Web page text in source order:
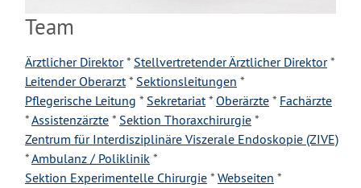
Team
Ärztlicher Direktor* Stellvertretender Ärztlicher Direktor*
Leitender Oberarzt* Sektionsleitungen *
Pflegerische Leitung * Sekretariat* Oberärzte * Fachärzte
*Assistenzärzte * Sektion Thoraxchirurgie *
Zentrum für Interdisziplinäre Viszerale Endoskopie (ZIVE)
*Ambulanz / Poliklinik *
Sektion Experimentelle Chirurgie * Webseiten *